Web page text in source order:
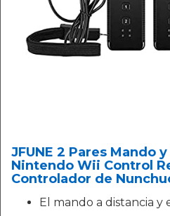
JFUNE 2 Pares Mando
Nintendo Wii Control
Controlador de
El mando a distancia